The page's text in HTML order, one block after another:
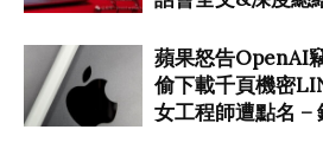
蘋果怒告OpenAI
偷下載千頁機密
女工程師遭點名 –